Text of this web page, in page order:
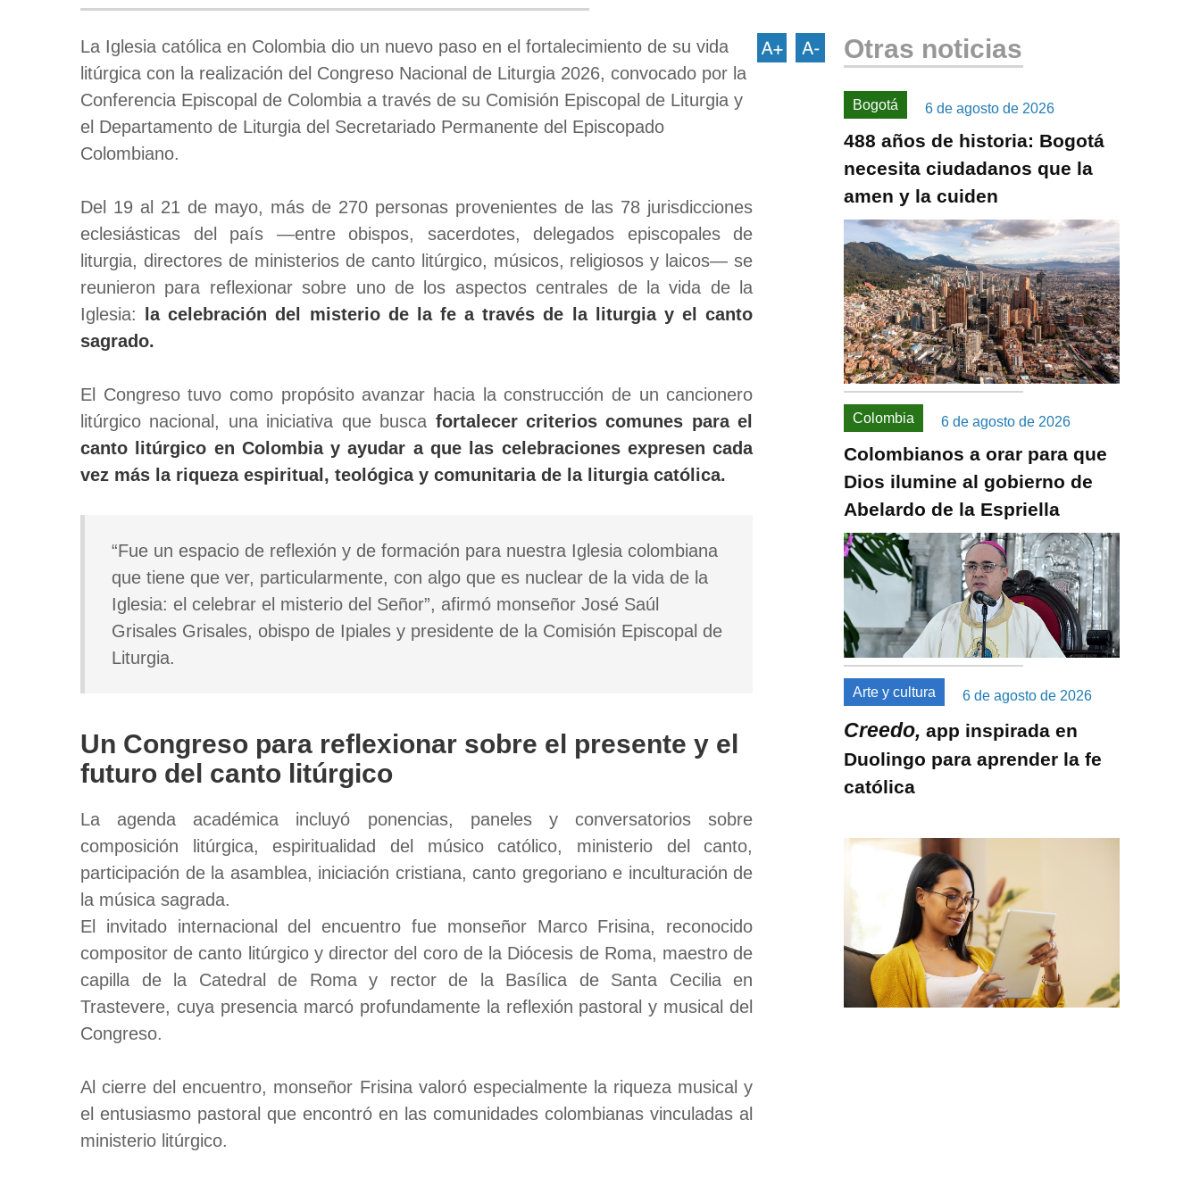
La Iglesia católica en Colombia dio un nuevo paso en el fortalecimiento de su vida
litúrgica con la realización del Congreso Nacional de Liturgia 2026, convocado por la
Conferencia Episcopal de Colombia a través de su Comisión Episcopal de Liturgia y
el Departamento de Liturgia del Secretariado Permanente del Episcopado
Colombiano.
Del 19 al 21 de mayo, más de 270 personas provenientes de las 78 jurisdicciones
eclesiásticas del país —entre obispos, sacerdotes, delegados episcopales de
liturgia, directores de ministerios de canto litúrgico, músicos, religiosos y laicos— se
reunieron para reflexionar sobre uno de los aspectos centrales de la vida de la
Iglesia: la celebración del misterio de la fe a través de la liturgia y el canto
sagrado.
El Congreso tuvo como propósito avanzar hacia la construcción de un cancionero
litúrgico nacional, una iniciativa que busca fortalecer criterios comunes para el
canto litúrgico en Colombia y ayudar a que las celebraciones expresen cada
vez más la riqueza espiritual, teológica y comunitaria de la liturgia católica.
“Fue un espacio de reflexión y de formación para nuestra Iglesia colombiana
que tiene que ver, particularmente, con algo que es nuclear de la vida de la
Iglesia: el celebrar el misterio del Señor”, afirmó monseñor José Saúl
Grisales Grisales, obispo de Ipiales y presidente de la Comisión Episcopal de
Liturgia.
Un Congreso para reflexionar sobre el presente y el
futuro del canto litúrgico
La agenda académica incluyó ponencias, paneles y conversatorios sobre
composición litúrgica, espiritualidad del músico católico, ministerio del canto,
participación de la asamblea, iniciación cristiana, canto gregoriano e inculturación de
la música sagrada.
El invitado internacional del encuentro fue monseñor Marco Frisina, reconocido
compositor de canto litúrgico y director del coro de la Diócesis de Roma, maestro de
capilla de la Catedral de Roma y rector de la Basílica de Santa Cecilia en
Trastevere, cuya presencia marcó profundamente la reflexión pastoral y musical del
Congreso.
Al cierre del encuentro, monseñor Frisina valoró especialmente la riqueza musical y
el entusiasmo pastoral que encontró en las comunidades colombianas vinculadas al
ministerio litúrgico.
Otras noticias
Bogotá 6 de agosto de 2026
488 años de historia: Bogotá
necesita ciudadanos que la
amen y la cuiden
Colombia 6 de agosto de 2026
Colombianos a orar para que
Dios ilumine al gobierno de
Abelardo de la Espriella
Arte y cultura 6 de agosto de 2026
Creedo, app inspirada en
Duolingo para aprender la fe
católica